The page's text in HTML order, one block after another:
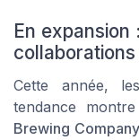
En expansion
Cette année,
tendance
Brewing Company